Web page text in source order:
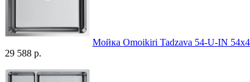
Мойка Omoikiri Tadzava 54-U-IN
29 588 р.